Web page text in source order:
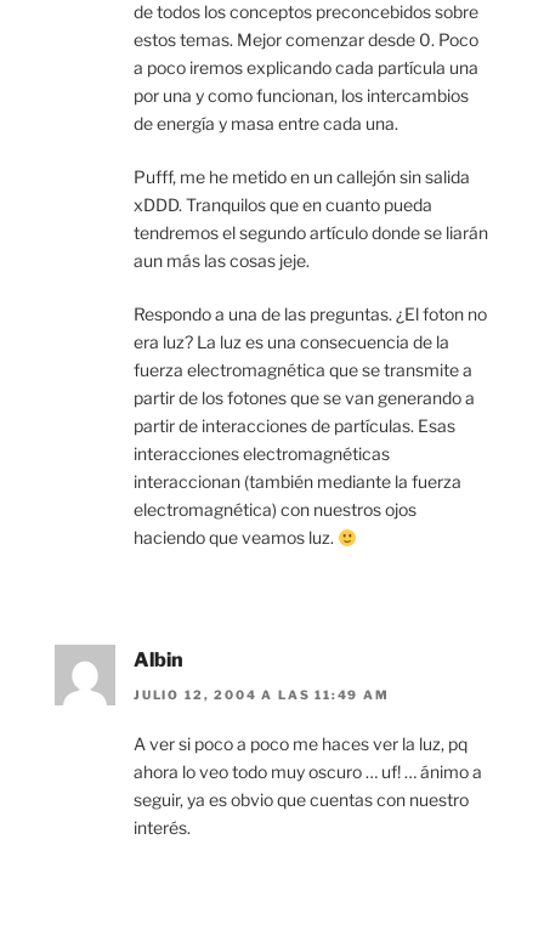
de todos los conceptos preconcebidos sobre
estos temas. Mejor comenzar desde 0. Poco
a poco iremos explicando cada partícula una
por una y como funcionan, los intercambios
de energía y masa entre cada una.
Pufff, me he metido en un callejón sin salida
xDDD. Tranquilos que en cuanto pueda
tendremos el segundo artículo donde se liarán
aun más las cosas jeje.
Respondo a una de las preguntas. ¿El foton no
era luz? La luz es una consecuencia de la
fuerza electromagnética que se transmite a
partir de los fotones que se van generando a
partir de interacciones de partículas. Esas
interacciones electromagnéticas
interaccionan (también mediante la fuerza
electromagnética) con nuestros ojos
haciendo que veamos luz.
Albin
JULIO 12, 2004 A LAS 11:49 AM
A ver si poco a poco me haces ver la luz, pq
ahora lo veo todo muy oscuro … uf! … ánimo a
seguir, ya es obvio que cuentas con nuestro
interés.